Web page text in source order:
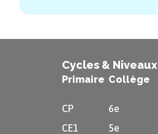
Cycles & Niveaux
Primaire
CP
CE1
Collège
6e
5e